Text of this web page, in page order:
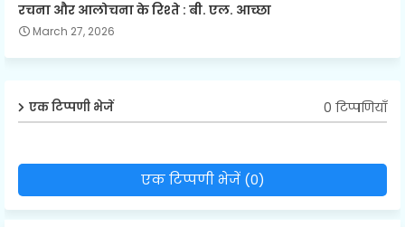
रचना और आलोचना के रिश्ते : बी. एल. आच्छा
March 27, 2026
एक टिप्पणी भेजें 0 टिप्पणियाँ
एक टिप्पणी भेजें (0)